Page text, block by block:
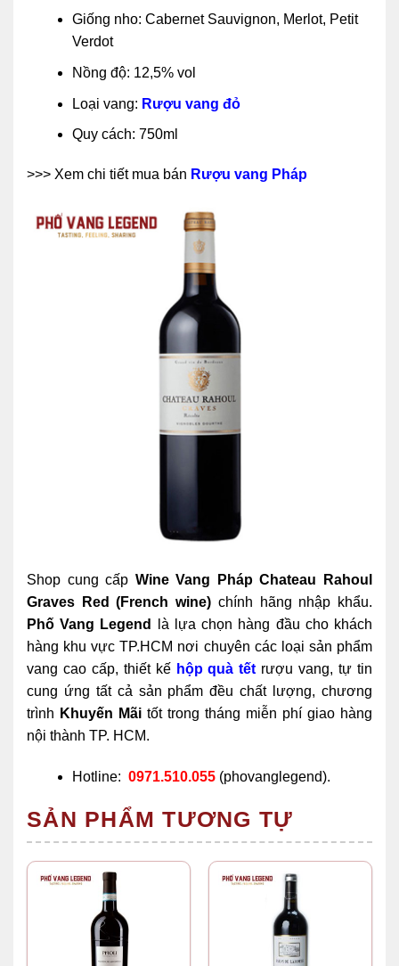
Giống nho: Cabernet Sauvignon, Merlot, Petit
Verdot
Nồng độ: 12,5% vol
Loại vang: Rượu vang đỏ
Quy cách: 750ml
>>> Xem chi tiết mua bán Rượu vang Pháp
Shop cung cấp Wine Vang Pháp Chateau Rahoul
Graves Red (French wine) chính hãng nhập khẩu.
Phố Vang Legend
là lựa chọn hàng đầu cho khách
hàng khu vực TP.HCM nơi chuyên các loại sản phẩm
vang cao cấp, thiết kế hộp quà tết rượu vang, tự tin
cung ứng tất cả sản phẩm đều chất lượng, chương
trình Khuyến Mãi tốt trong tháng miễn phí giao hàng
nội thành TP. HCM.
Hotline: 0971.510.055 (phovanglegend).
SẢN PHẨM TƯƠNG TỰ